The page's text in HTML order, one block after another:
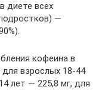
диете всех
—
кофеина в
взрослых 18-44
лет — 225,8 мг, для